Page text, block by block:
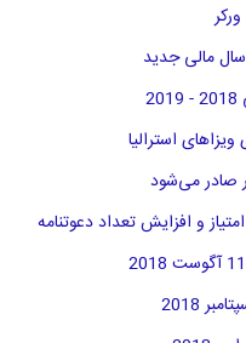
مالی جدید
استرالیا
صادر می‌شود